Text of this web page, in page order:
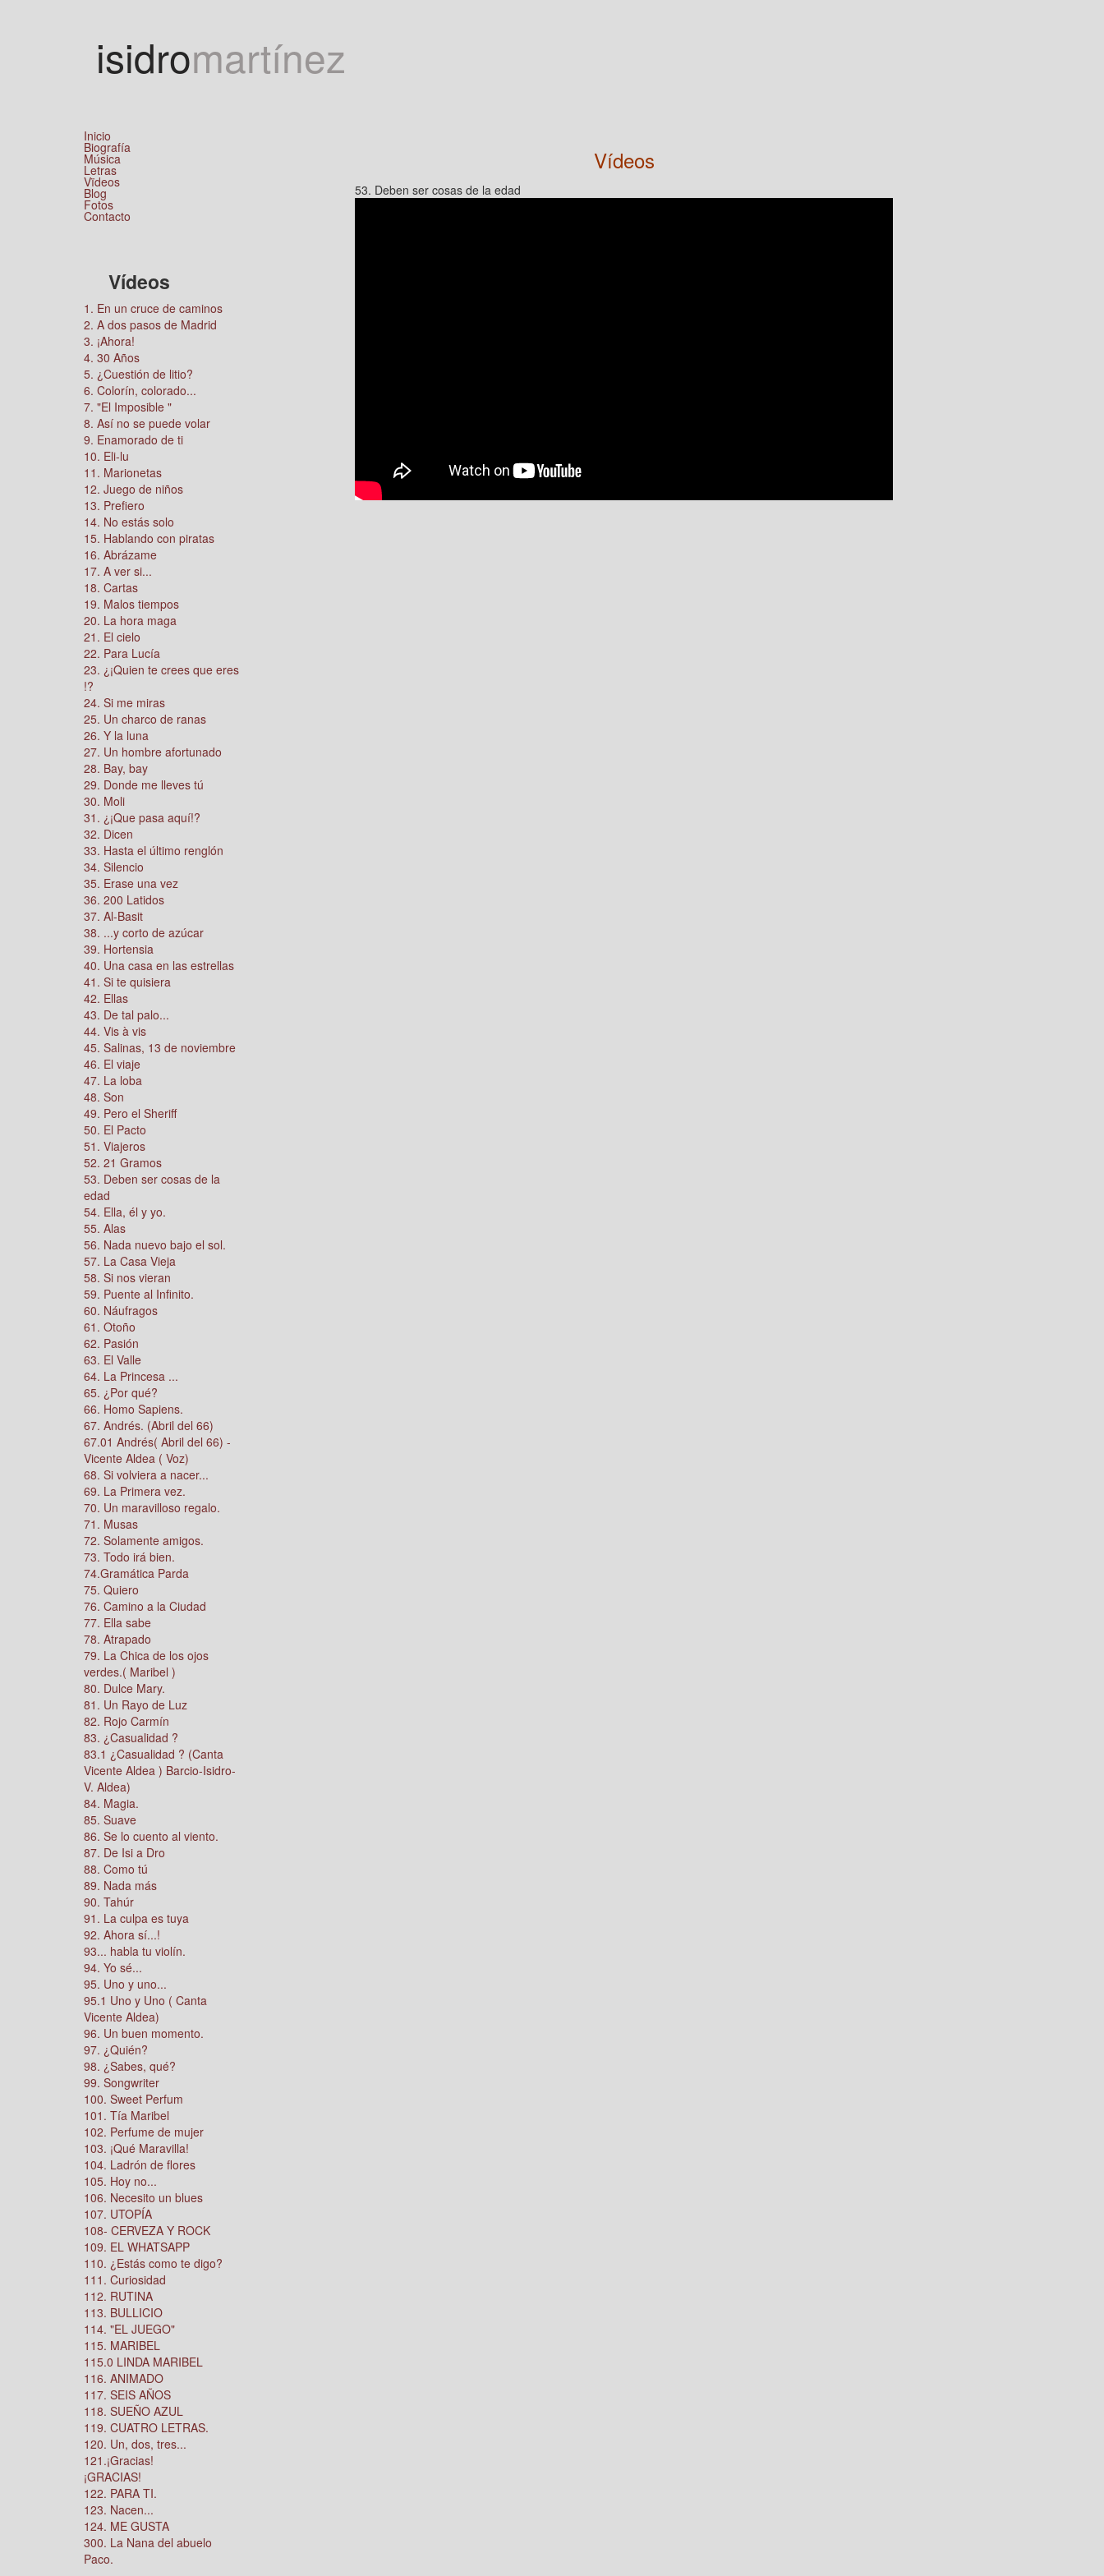
isidromartínez
Inicio
Biografía
Música
Letras
Vïdeos
Blog
Fotos
Contacto
Vídeos
1. En un cruce de caminos
2. A dos pasos de Madrid
3. ¡Ahora!
4. 30 Años
5. ¿Cuestión de litio?
6. Colorín, colorado...
7. "El Imposible "
8. Así no se puede volar
9. Enamorado de ti
10. Eli-lu
11. Marionetas
12. Juego de niños
13. Prefiero
14. No estás solo
15. Hablando con piratas
16. Abrázame
17. A ver si...
18. Cartas
19. Malos tiempos
20. La hora maga
21. El cielo
22. Para Lucía
23. ¿¡Quien te crees que eres
!?
24. Si me miras
25. Un charco de ranas
26. Y la luna
27. Un hombre afortunado
28. Bay, bay
29. Donde me lleves tú
30. Moli
31. ¿¡Que pasa aquí!?
32. Dicen
33. Hasta el último renglón
34. Silencio
35. Erase una vez
36. 200 Latidos
37. Al-Basit
38. ...y corto de azúcar
39. Hortensia
40. Una casa en las estrellas
41. Si te quisiera
42. Ellas
43. De tal palo...
44. Vis à vis
45. Salinas, 13 de noviembre
46. El viaje
47. La loba
48. Son
49. Pero el Sheriff
50. El Pacto
51. Viajeros
52. 21 Gramos
53. Deben ser cosas de la
edad
54. Ella, él y yo.
55. Alas
56. Nada nuevo bajo el sol.
57. La Casa Vieja
58. Si nos vieran
59. Puente al Infinito.
60. Náufragos
61. Otoño
62. Pasión
63. El Valle
64. La Princesa ...
65. ¿Por qué?
66. Homo Sapiens.
67. Andrés. (Abril del 66)
67.01 Andrés( Abril del 66) -
Vicente Aldea ( Voz)
68. Si volviera a nacer...
69. La Primera vez.
70. Un maravilloso regalo.
71. Musas
72. Solamente amigos.
73. Todo irá bien.
74.Gramática Parda
75. Quiero
76. Camino a la Ciudad
77. Ella sabe
78. Atrapado
79. La Chica de los ojos
verdes.( Maribel )
80. Dulce Mary.
81. Un Rayo de Luz
82. Rojo Carmín
83. ¿Casualidad ?
83.1 ¿Casualidad ? (Canta
Vicente Aldea ) Barcio-Isidro-
V. Aldea)
84. Magia.
85. Suave
86. Se lo cuento al viento.
87. De Isi a Dro
88. Como tú
89. Nada más
90. Tahúr
91. La culpa es tuya
92. Ahora sí...!
93... habla tu violín.
94. Yo sé...
95. Uno y uno...
95.1 Uno y Uno ( Canta
Vicente Aldea)
96. Un buen momento.
97. ¿Quién?
98. ¿Sabes, qué?
99. Songwriter
100. Sweet Perfum
101. Tía Maribel
102. Perfume de mujer
103. ¡Qué Maravilla!
104. Ladrón de flores
105. Hoy no...
106. Necesito un blues
107. UTOPÍA
108- CERVEZA Y ROCK
109. EL WHATSAPP
110. ¿Estás como te digo?
111. Curiosidad
112. RUTINA
113. BULLICIO
114. "EL JUEGO"
115. MARIBEL
115.0 LINDA MARIBEL
116. ANIMADO
117. SEIS AÑOS
118. SUEÑO AZUL
119. CUATRO LETRAS.
120. Un, dos, tres...
121.¡Gracias!
¡GRACIAS!
122. PARA TI.
123. Nacen...
124. ME GUSTA
300. La Nana del abuelo
Paco.
Vídeos
53. Deben ser cosas de la edad